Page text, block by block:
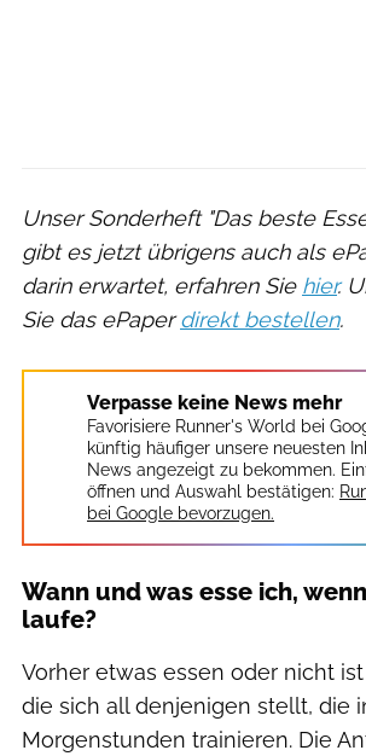
Unser Sonderheft "Das beste
gibt es jetzt übrigens auch als
darin erwartet, erfahren Sie hier.
Sie das ePaperdirekt bestellen.
Verpasse keine News mehr
Favorisiere Runner's World bei
künftig häufiger unsere neuesten
News angezeigt zu bekommen.
öffnen und Auswahl bestätigen:
bei Google bevorzugen.
Wann und was esse ich,
laufe?
Vorher etwas essen oder nicht
die sich all denjenigen stellt, die
Morgenstunden trainieren. Die